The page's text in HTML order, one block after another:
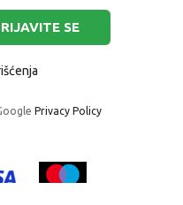
SE
Privacy Policy